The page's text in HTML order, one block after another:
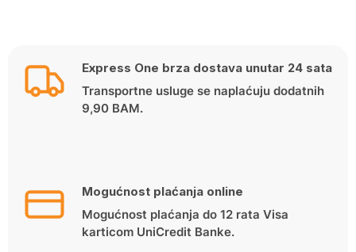
Express One brza dostava unutar 24 sata
Transportne usluge se naplaćuju dodatnih
9,90 BAM.
Mogućnost plaćanja online
Mogućnost plaćanja do 12 rata Visa
karticom UniCredit Banke.